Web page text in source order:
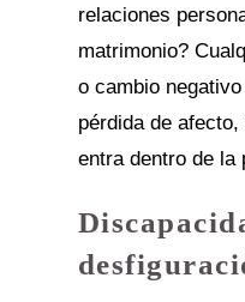
relaciones
matrimonio?
o cambio
pérdida de
entra dentro de la